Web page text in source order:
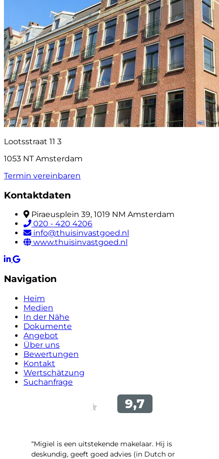
Lootsstraat 11 3
1053 NT Amsterdam
Termin vereinbaren
Kontaktdaten
Piraeusplein 39, 1019 NM Amsterdam
020 - 420 4206
info@thuisinvastgoed.nl
www.thuisinvastgoed.nl
Navigation
Heim
Medien
In der Nähe
Dokumente
Angebot
Über uns
Bewertungen
Kontakt
Wertschätzung
Suchanfrage
“Migiel is een uitstekende makelaar. Hij is
deskundig, geeft goed advies (in Dutch or